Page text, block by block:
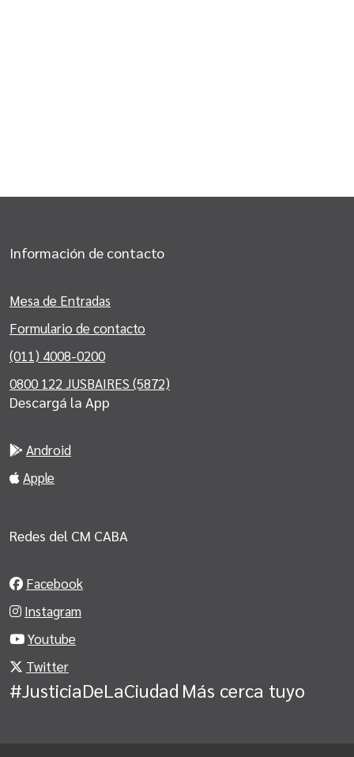
Información de contacto
Mesa de Entradas
Formulario de contacto
(011) 4008-0200
0800 122 JUSBAIRES (5872)
Descargá la App
Android
Apple
Redes del CM CABA
Facebook
Instagram
Youtube
Twitter
#JusticiaDeLaCiudad Más cerca tuyo